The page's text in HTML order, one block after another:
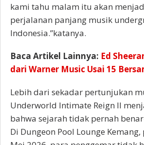
kami tahu malam itu akan
perjalanan panjang musik
Indonesia.”katanya.
Baca Artikel Lainnya: Ed
dari Warner Music Usai 15
Lebih dari sekadar pertunjukan
Underworld Intimate Reign II
bahwa sejarah tidak pernah
Di Dungeon Pool Lounge